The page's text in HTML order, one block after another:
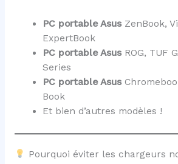
PC portable Asus ZenBook,
ExpertBook
PC portable Asus ROG, TUF
Series
PC portable Asus
Book
Et bien d’autres modèles !
Pourquoi éviter les chargeurs